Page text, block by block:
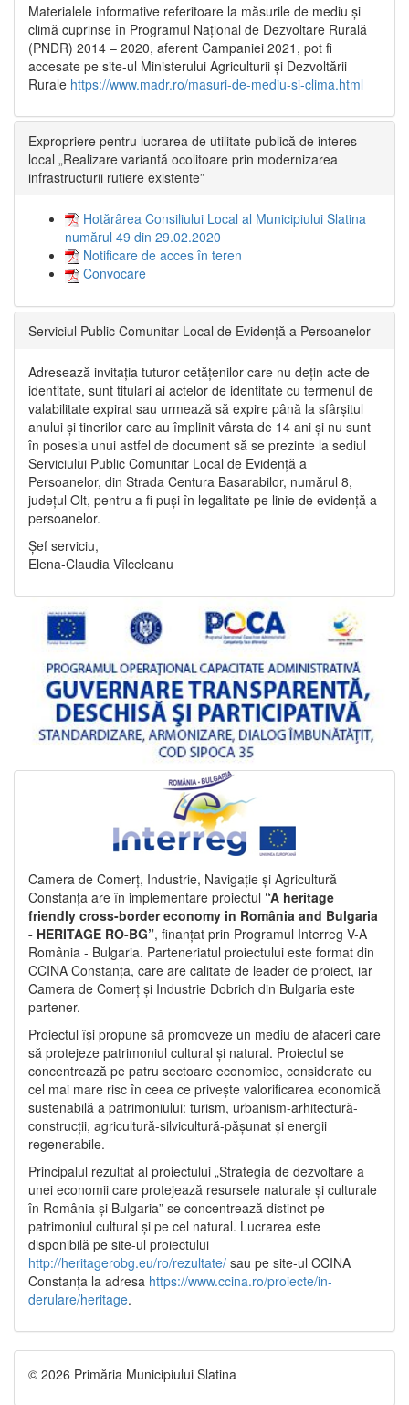
Materialele informative referitoare la măsurile de mediu și
climă cuprinse în Programul Național de Dezvoltare Rurală
(PNDR) 2014 – 2020, aferent Campaniei 2021, pot fi
accesate pe site-ul Ministerului Agriculturii și Dezvoltării
Rurale https://www.madr.ro/masuri-de-mediu-si-clima.html
Expropriere pentru lucrarea de utilitate publică de interes
local „Realizare variantă ocolitoare prin modernizarea
infrastructurii rutiere existente”
Hotărârea Consiliului Local al Municipiului Slatina
numărul 49 din 29.02.2020
Notificare de acces în teren
Convocare
Serviciul Public Comunitar Local de Evidență a Persoanelor
Adresează invitația tuturor cetățenilor care nu dețin acte de
identitate, sunt titulari ai actelor de identitate cu termenul de
valabilitate expirat sau urmează să expire până la sfârșitul
anului și tinerilor care au împlinit vârsta de 14 ani și nu sunt
în posesia unui astfel de document să se prezinte la sediul
Serviciului Public Comunitar Local de Evidență a
Persoanelor, din Strada Centura Basarabilor, numărul 8,
județul Olt, pentru a fi puși în legalitate pe linie de evidență a
persoanelor.
Șef serviciu,
Elena-Claudia Vîlceleanu
Camera de Comerț, Industrie, Navigație și Agricultură
Constanța are în implementare proiectul “A heritage
friendly cross-border economy in România and Bulgaria
- HERITAGE RO-BG”, finanțat prin Programul Interreg V-A
România - Bulgaria. Parteneriatul proiectului este format din
CCINA Constanța, care are calitate de leader de proiect, iar
Camera de Comerț și Industrie Dobrich din Bulgaria este
partener.
Proiectul își propune să promoveze un mediu de afaceri care
să protejeze patrimoniul cultural și natural. Proiectul se
concentrează pe patru sectoare economice, considerate cu
cel mai mare risc în ceea ce privește valorificarea economică
sustenabilă a patrimoniului: turism, urbanism-arhitectură-
construcții, agricultură-silvicultură-pășunat și energii
regenerabile.
Principalul rezultat al proiectului „Strategia de dezvoltare a
unei economii care protejează resursele naturale și culturale
în România și Bulgaria” se concentrează distinct pe
patrimoniul cultural și pe cel natural. Lucrarea este
disponibilă pe site-ul proiectului
http://heritagerobg.eu/ro/rezultate/ sau pe site-ul CCINA
Constanța la adresa https://www.ccina.ro/proiecte/in-
derulare/heritage.
© 2026 Primăria Municipiului Slatina